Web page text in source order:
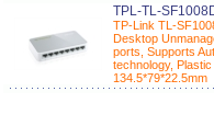
TPL-TL-
TP-Link TL-
Desktop
ports, Supports
technology,
134.5*79*22.5mm